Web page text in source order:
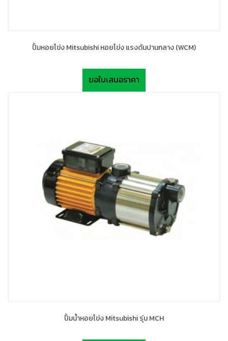
ปั้มหอยโข่ง Mitsubishi หอยโข่ง แรงดันปานกลาง (WCM)
ขอใบเสนอราคา
ปั้มน้ำหอยโข่ง Mitsubishi รุ่น MCH